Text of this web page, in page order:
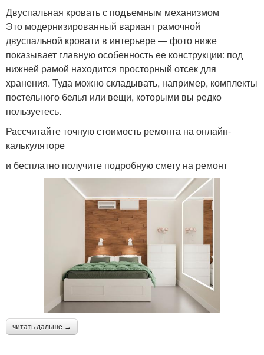
Двуспальная кровать с подъемным механизмом
Это модернизированный вариант рамочной
двуспальной кровати в интерьере — фото ниже
показывает главную особенность ее конструкции: под
нижней рамой находится просторный отсек для
хранения. Туда можно складывать, например, комплекты
постельного белья или вещи, которыми вы редко
пользуетесь.
Рассчитайте точную стоимость ремонта на онлайн-
калькуляторе
и бесплатно получите подробную смету на ремонт
читать дальше →